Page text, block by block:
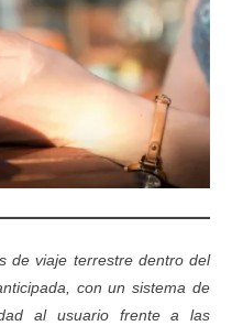
de viaje terrestre dentro del
con un sistema de
al usuario frente a las